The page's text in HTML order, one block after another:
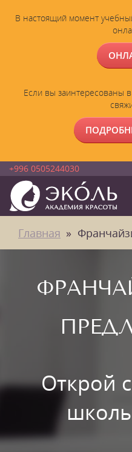
В настоящий момент
Если вы заинтересованы
+996 0505244030
Главная
Открой